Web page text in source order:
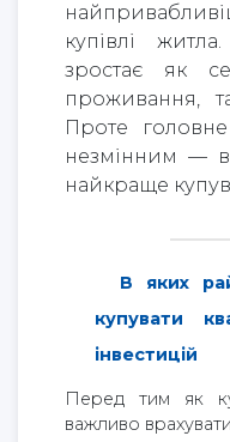
купівлі
зростає як
проживання,
Проте
незмінним —
найкраще купув
В яких
купувати
інвестицій
Перед тим як
важливо